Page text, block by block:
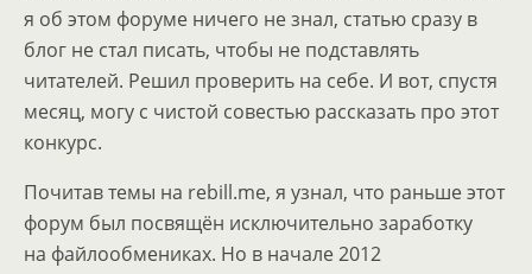
я об этом форуме ничего не знал, статью сразу в
блог не стал писать, чтобы не подставлять
читателей. Решил проверить на себе. И вот, спустя
месяц, могу с чистой совестью рассказать про этот
конкурс.
Почитав темы на rebill.me, я узнал, что раньше этот
форум был посвящён исключительно заработку
на файлообмениках. Но в начале 2012